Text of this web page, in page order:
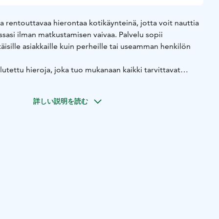
rentouttavaa hierontaa kotikäynteinä, jotta voit nauttia
ilman matkustamisen vaivaa. Palvelu sopii
asiakkaille kuin perheille tai useamman henkilön
hieroja, joka tuo mukanaan kaikki tarvittavat
vaivattoman ja miellyttävän.
詳しい説明を読む